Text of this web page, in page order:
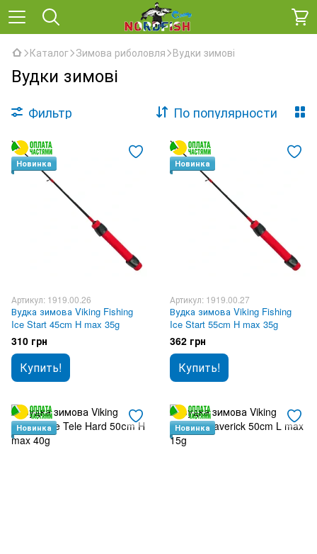
Каталог Зимова риболовля Вудки зимові
Вудки зимові
Фильтр По популярности
Новинка
Артикул: 1919.00.26
Вудка зимова Viking Fishing
Ice Start 45сm H max 35g
310 грн
Купить!
Новинка
Артикул: 1919.00.27
Вудка зимова Viking Fishing
Ice Start 55сm H max 35g
362 грн
Купить!
Новинка Новинка